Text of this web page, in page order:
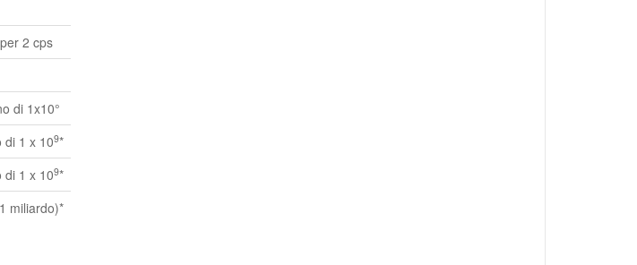
per 2 cps
di 1x10°
di 1 x 109*
di 1 x 109*
miliardo)*